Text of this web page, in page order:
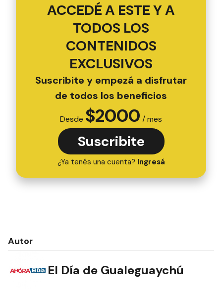
ACCEDÉ A ESTE Y A
TODOS LOS
CONTENIDOS
EXCLUSIVOS
Suscribite y empezá a disfrutar
de todos los beneficios
Desde $2000 / mes
Suscribite
¿Ya tenés una cuenta? Ingresá
Autor
El Día de Gualeguaychú